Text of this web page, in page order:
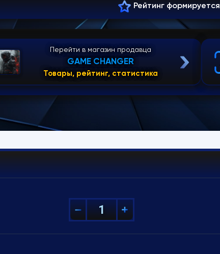
Рейтинг формируется
Перейти в магазин продавца
GAME CHANGER
Товары, рейтинг, статистика